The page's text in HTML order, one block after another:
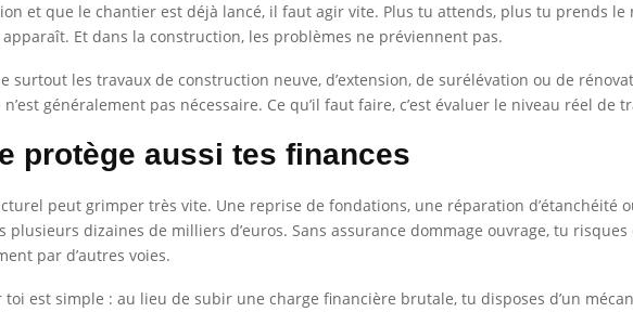
et que le chantier est déjà lancé, il faut agir vite. Plus tu attends, plus tu prends
Et dans la construction, les problèmes ne préviennent pas.
surtout les travaux de construction neuve, d’extension, de surélévation ou de
généralement pas nécessaire. Ce qu’il faut faire, c’est évaluer le niveau réel
protège aussi tes finances
peut grimper très vite. Une reprise de fondations, une réparation
dizaines de milliers d’euros. Sans assurance dommage ouvrage, tu
par d’autres voies.
toi est simple : au lieu de subir une charge financière brutale, tu disposes d’un